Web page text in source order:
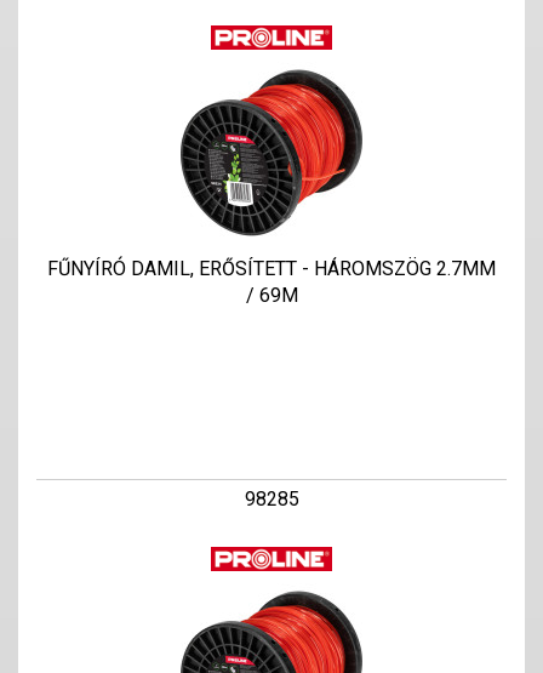
FŰNYÍRÓ DAMIL, ERŐSÍTETT - HÁROMSZÖG 2.7MM
/ 69M
98285